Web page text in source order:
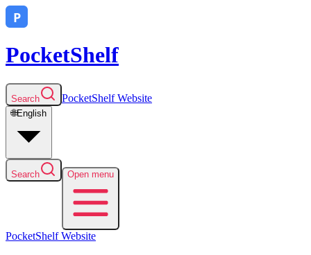
PocketShelf
Search PocketShelfWebsite
🌐English
Search Open menu
PocketShelfWebsite